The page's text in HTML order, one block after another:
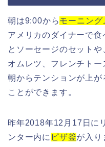
朝は9:00からモーニング
アメリカのダイナーで
とソーセージのセットや
オムレツ、フレンチトー
朝からテンションが上
ことができます。
昨年2018年12月17日に
ンター内に ピザ釜が入り